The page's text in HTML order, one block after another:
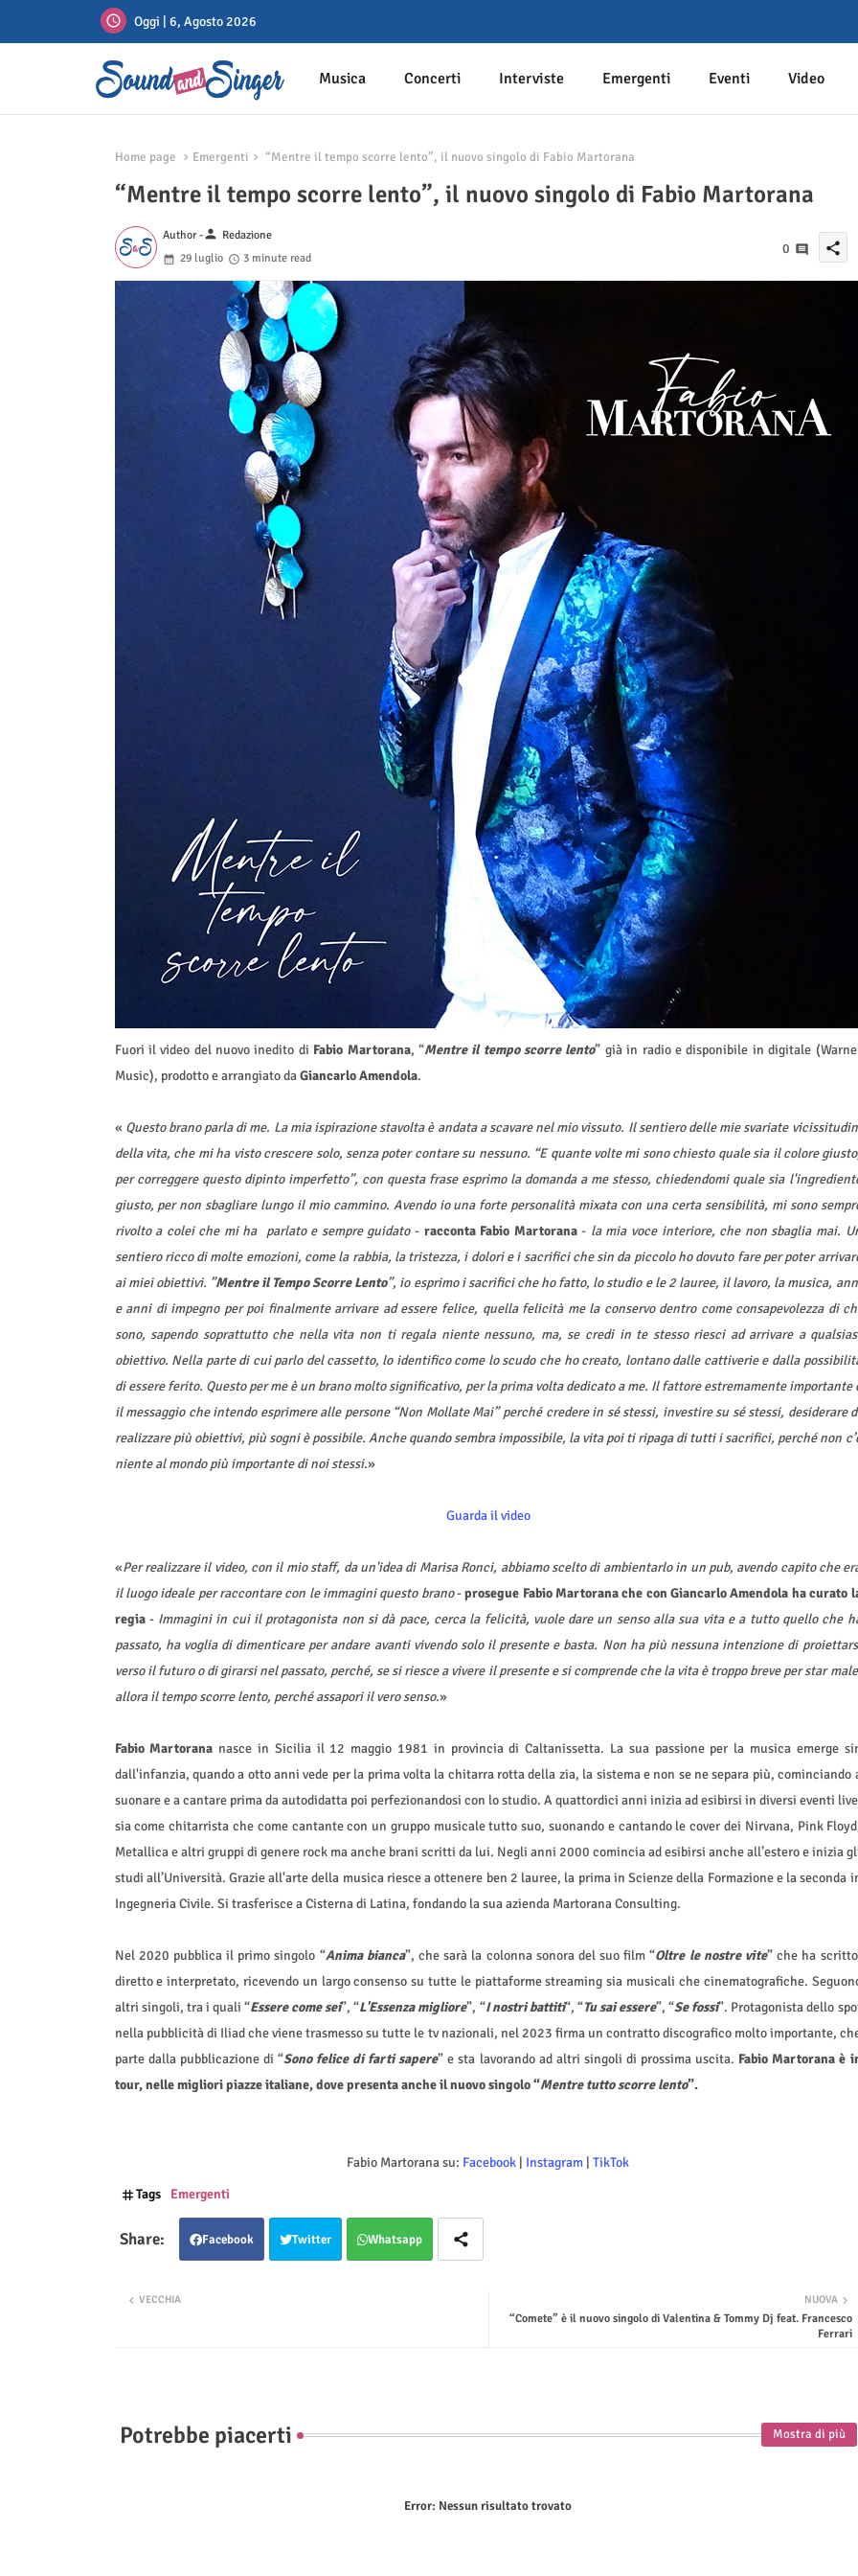
Oggi | 6, Agosto 2026
Musica Concerti Interviste Emergenti Eventi Video
Home page Emergenti “Mentre il tempo scorre lento”, il nuovo singolo di Fabio Martorana
“Mentre il tempo scorre lento”, il nuovo singolo di Fabio Martorana
Author -person Redazione
29 luglio
3 minute read
0 share
Fuori il video del nuovo inedito di Fabio Martorana, “Mentre il tempo scorre lento” già in radio e disponibile in digitale
Music), prodotto e arrangiato daGiancarlo Amendola.
« Questo brano parla di me. La mia ispirazione stavolta è andata a scavare nel mio vissuto. Il sentiero delle mie svariate
della vita, che mi ha visto crescere solo, senza poter contare su nessuno. “E quante volte mi sono chiesto quale sia il colore
per correggere questo dipinto imperfetto”, con questa frase esprimo la domanda a me stesso, chiedendomi quale sia
giusto, per non sbagliare lungo il mio cammino. Avendo io una forte personalità mixata con una certa sensibilità, mi sono
rivolto a colei che mi ha parlato e sempre guidato- racconta Fabio Martorana- la mia voce interiore, che non sbaglia mai.
sentiero ricco di molte emozioni, come la rabbia, la tristezza, i dolori e i sacrifici che sin da piccolo ho dovuto fare per poter
ai miei obiettivi. ”Mentre il Tempo Scorre Lento”, io esprimo i sacrifici che ho fatto, lo studio e le 2 lauree, il lavoro, la musica,
e anni di impegno per poi finalmente arrivare ad essere felice, quella felicità me la conservo dentro come consapevolezza di
sono, sapendo soprattutto che nella vita non ti regala niente nessuno, ma, se credi in te stesso riesci ad arrivare a
obiettivo. Nella parte di cui parlo del cassetto, lo identifico come lo scudo che ho creato, lontano dalle cattiverie e dalla
di essere ferito. Questo per me è un brano molto significativo, per la prima volta dedicato a me. Il fattore estremamente importante
il messaggio che intendo esprimere alle persone “Non Mollate Mai” perché credere in sé stessi, investire su sé stessi, desiderare
realizzare più obiettivi, più sogni è possibile. Anche quando sembra impossibile, la vita poi ti ripaga di tutti i sacrifici, perché non
niente al mondo più importante di noi stessi.»
Guarda il video
«Per realizzare il video, con il mio staff, da un'idea di Marisa Ronci, abbiamo scelto di ambientarlo in un pub, avendo capito che
il luogo ideale per raccontare con le immagini questo brano-prosegue Fabio Martorana che con Giancarlo Amendola ha curato
regia- Immagini in cui il protagonista non si dà pace, cerca la felicità, vuole dare un senso alla sua vita e a tutto quello che
passato, ha voglia di dimenticare per andare avanti vivendo solo il presente e basta. Non ha più nessuna intenzione di
verso il futuro o di girarsi nel passato, perché, se si riesce a vivere il presente e si comprende che la vita è troppo breve per star
allora il tempo scorre lento, perché assapori il vero senso.»
Fabio Martorana nasce in Sicilia il 12 maggio 1981 in provincia di Caltanissetta. La sua passione per la musica emerge
dall'infanzia, quando a otto anni vede per la prima volta la chitarra rotta della zia, la sistema e non se ne separa più, cominciando
suonare e a cantare prima da autodidatta poi perfezionandosi con lo studio. A quattordici anni inizia ad esibirsi in diversi eventi
sia come chitarrista che come cantante con un gruppo musicale tutto suo, suonando e cantando le cover dei Nirvana, Pink
Metallica e altri gruppi di genere rock ma anche brani scritti da lui. Negli anni 2000 comincia ad esibirsi anche all’estero e inizia
studi all’Università. Grazie all'arte della musica riesce a ottenere ben 2 lauree, la prima in Scienze della Formazione e la seconda
Ingegneria Civile. Si trasferisce a Cisterna di Latina, fondando la sua azienda Martorana Consulting.
Nel 2020 pubblica il primo singolo “Anima bianca”, che sarà la colonna sonora del suo film “Oltre le nostre vite” che ha
diretto e interpretato, ricevendo un largo consenso su tutte le piattaforme streaming sia musicali che cinematografiche.
altri singoli, tra i quali “Essere come sei”, “L'Essenza migliore”, “I nostri battiti“, “Tu sai essere”, “Se fossi”. Protagonista dello
nella pubblicità di Iliad che viene trasmesso su tutte le tv nazionali, nel 2023 firma un contratto discografico molto importante,
parte dalla pubblicazione di “Sono felice di farti sapere” e sta lavorando ad altri singoli di prossima uscita. Fabio Martorana è
tour, nelle migliori piazze italiane, dove presenta anche il nuovo singolo “Mentre tutto scorre lento”.
Fabio Martorana su: Facebook Instagram TikTok
Tags
Emergenti
Facebook Twitter Whatsapp
NUOVA
“Comete” è il nuovo singolo di Valentina & Tommy Dj feat. Francesco
Ferrari
VECCHIA
Potrebbe piacerti Mostra di più
Error: Nessun risultato trovato